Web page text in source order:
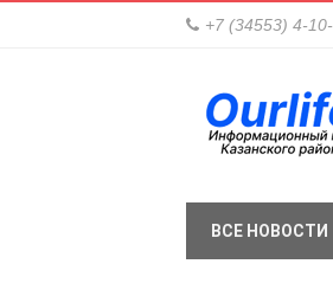
+7 (34553) 4-
ВСЕ НОВОСТИ